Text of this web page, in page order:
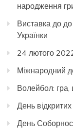
народження
Виставка до
Українки
24 лютого
Міжнародний
Волейбол: гра,
День
День